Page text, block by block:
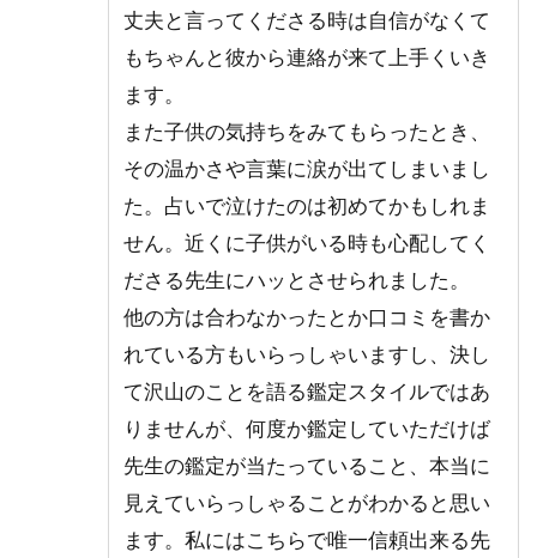
丈夫と言ってくださる時は自信がなくて
もちゃんと彼から連絡が来て上手くいき
ます。
また子供の気持ちをみてもらったとき、
その温かさや言葉に涙が出てしまいまし
た。占いで泣けたのは初めてかもしれま
せん。近くに子供がいる時も心配してく
ださる先生にハッとさせられました。
他の方は合わなかったとか口コミを書か
れている方もいらっしゃいますし、決し
て沢山のことを語る鑑定スタイルではあ
りませんが、何度か鑑定していただけば
先生の鑑定が当たっていること、本当に
見えていらっしゃることがわかると思い
ます。私にはこちらで唯一信頼出来る先